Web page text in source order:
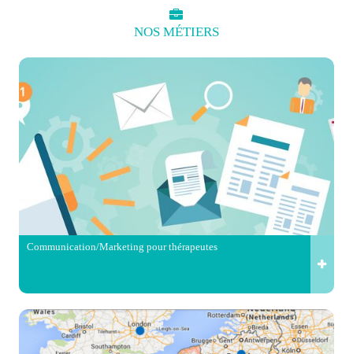
NOS MÉTIERS
Communication/Marketing pour thérapeutes